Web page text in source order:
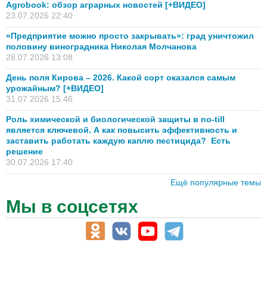
Agrobook: обзор аграрных новостей [+ВИДЕО]
23.07.2026 22:40
«Предприятие можно просто закрывать»: град уничтожил
половину виноградника Николая Молчанова
28.07.2026 13:08
День поля Кирова – 2026. Какой сорт оказался самым
урожайным? [+ВИДЕО]
31.07.2026 15:46
Роль химической и биологической защиты в no-till
является ключевой. А как повысить эффективность и
заставить работать каждую каплю пестицида? Есть
решение
30.07.2026 17:40
Ещё популярные темы
Мы в соцсетях